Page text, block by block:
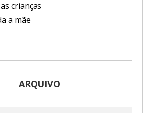
crianças
a mãe
ARQUIVO